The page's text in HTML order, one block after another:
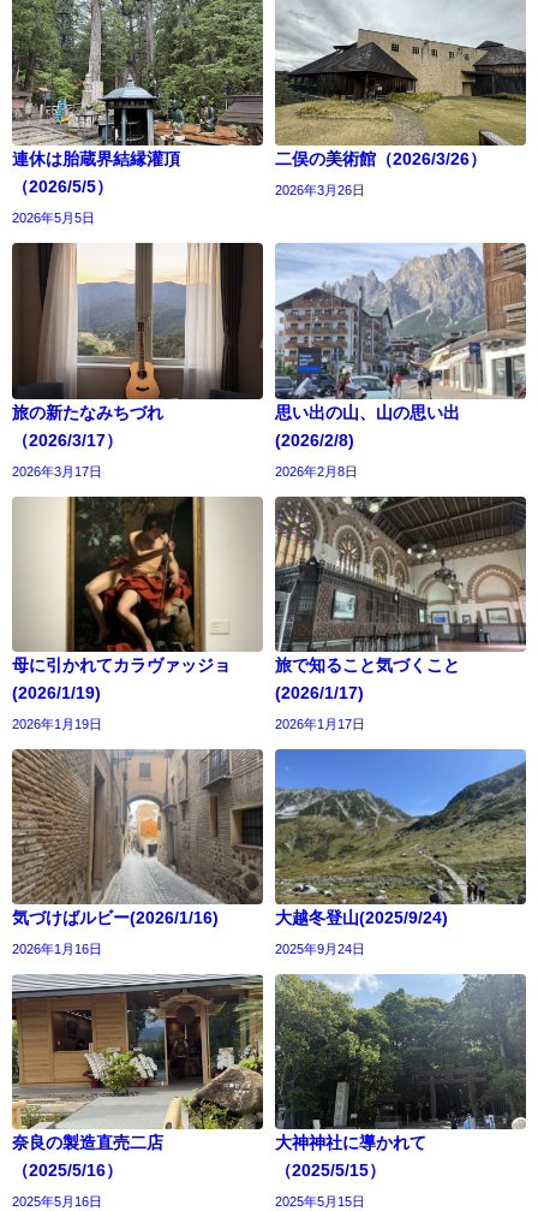
連休は胎蔵界結縁灌頂
（2026/5/5）
2026年5月5日
二俣の美術館（2026/3/26）
2026年3月26日
旅の新たなみちづれ
（2026/3/17）
2026年3月17日
思い出の山、山の思い出
(2026/2/8)
2026年2月8日
母に引かれてカラヴァッジョ
(2026/1/19)
2026年1月19日
旅で知ること気づくこと
(2026/1/17)
2026年1月17日
気づけばルビー(2026/1/16)
2026年1月16日
大越冬登山(2025/9/24)
2025年9月24日
奈良の製造直売二店
（2025/5/16）
2025年5月16日
大神神社に導かれて
（2025/5/15）
2025年5月15日